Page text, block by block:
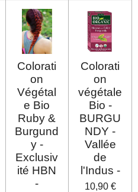
Colorati
on
Végétal
e Bio
Ruby &
Burgund
y -
Exclusiv
ité HBN
-
Colorati
on
végétale
Bio -
BURGU
NDY -
Vallée
de
l'Indus -
10,90 €